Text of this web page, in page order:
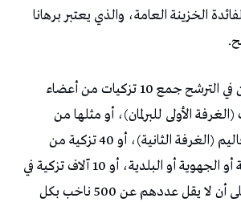
لفائدة الخزينة العامة، والذي يعتبر برهانا
و يُشترط على الراغبين في الترشح جمع 10 تزكيات من أعضاء
الأولى للبرلمان)، أو مثلها من
مجلس الجهات والأقاليم (الغرفة الثانية)، أو 40 تزكية من
رؤساء المجالس المحلية أو الجهوية أو البلدية، أو 10 آلاف تزكية في
10 دوائر انتخابية، على أن لا يقل عددهم عن 500 ناخب بكل